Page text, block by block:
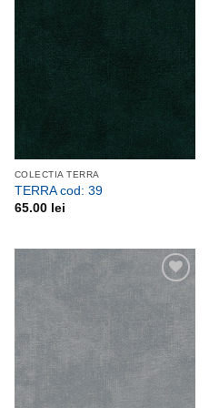
COLECTIA TERRA
TERRA cod: 39
65.00 lei
favorite